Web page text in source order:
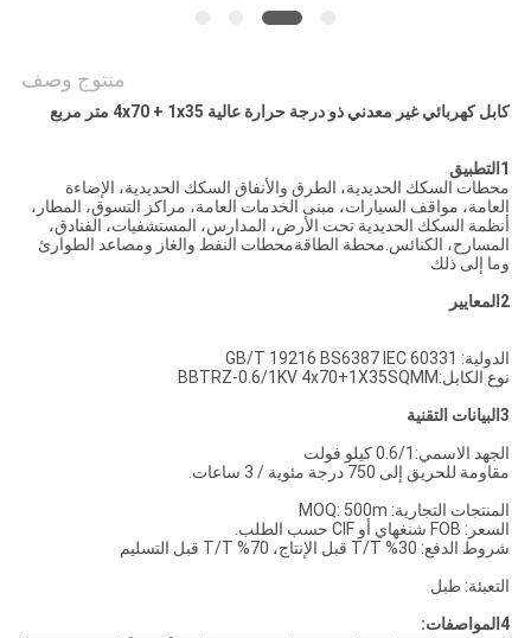
سياسة
الخصوصية
منتوج وصف
كابل كهربائي غير معدني ذو درجة حرارة عالية 4x70 + 1x35 متر مربع
1التطبيق
محطات السكك الحديدية، الطرق والأنفاق السكك الحديدية، الإضاءة
العامة، مواقف السيارات، مبنى الخدمات العامة، مراكز التسوق، المطار،
أنظمة السكك الحديدية تحت الأرض، المدارس، المستشفيات، الفنادق،
المسارح، الكنائس.محطة الطاقةمحطات النفط والغاز ومصاعد الطوارئ
وما إلى ذلك
2المعايير
الدولية: GB/T 19216 BS6387 IEC 60331
نوع الكابل:BBTRZ-0.6/1KV 4x70+1X35SQMM
3البيانات التقنية
الجهد الاسمي:0.6/1 كيلو فولت
مقاومة للحريق إلى 750 درجة مئوية / 3 ساعات.
المنتجات التجارية: MOQ: 500m
السعر: FOB شنغهاي أو CIF حسب الطلب.
شروط الدفع: 30% T/T قبل الإنتاج، 70% T/T قبل التسليم
التعبئة: طبل
4المواصفات: